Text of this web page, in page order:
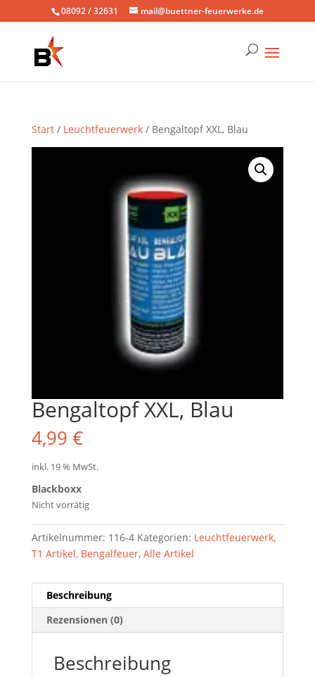
08092 / 32631 mail@buettner-feuerwerke.de
Start/ Leuchtfeuerwerk/ Bengaltopf XXL, Blau
Bengaltopf XXL, Blau
4,99 €
inkl. 19 % MwSt.
Blackboxx
Nicht vorrätig
Artikelnummer: 116-4 Kategorien: Leuchtfeuerwerk,
T1 Artikel, Bengalfeuer, Alle Artikel
Beschreibung
Rezensionen (0)
Beschreibung